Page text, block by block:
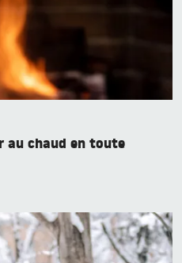
au chaud en toute